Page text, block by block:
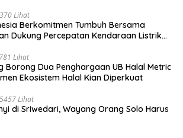
Lihat
Berkomitmen Tumbuh Bersama
Dukung Percepatan Kendaraan Listrik
Lihat
Borong Dua Penghargaan UB Halal Metric
Ekosistem Halal Kian Diperkuat
5457 Lihat
di Sriwedari, Wayang Orang Solo Harus